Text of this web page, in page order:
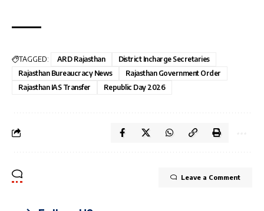
TAGGED: ARD Rajasthan
District Incharge Secretaries
Rajasthan Bureaucracy News
Rajasthan Government Order
Rajasthan IAS Transfer
Republic Day 2026
Leave a Comment